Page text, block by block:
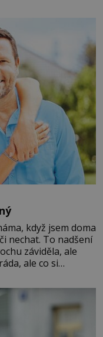
do svého života
když jsem doma
nechat. To nadšení
záviděla, ale
ale co si
doba, když